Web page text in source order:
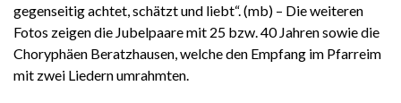
gegenseitig achtet, schätzt und liebt“. (mb) – Die weiteren
Fotos zeigen die Jubelpaare mit 25 bzw. 40 Jahren sowie die
Choryphäen Beratzhausen, welche den Empfang im Pfarreim
mit zwei Liedern umrahmten.